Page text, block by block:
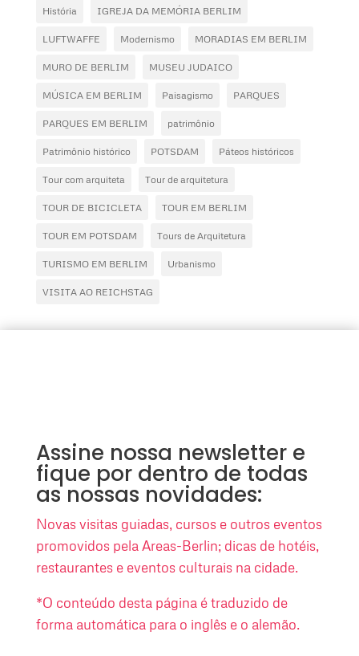
História IGREJA DA MEMÓRIA BERLIM
LUFTWAFFE Modernismo MORADIAS EM BERLIM
MURO DE BERLIM MUSEU JUDAICO
MÚSICA EM BERLIM Paisagismo PARQUES
PARQUES EM BERLIM patrimônio
Patrimônio histórico POTSDAM Páteos históricos
Tour com arquiteta Tour de arquitetura
TOUR DE BICICLETA TOUR EM BERLIM
TOUR EM POTSDAM Tours de Arquitetura
TURISMO EM BERLIM Urbanismo
VISITA AO REICHSTAG
Assine nossa newsletter e
fique por dentro de todas
as nossas novidades:
Novas visitas guiadas, cursos e outros eventos
promovidos pela Areas-Berlin; dicas de hotéis,
restaurantes e eventos culturais na cidade.
*O conteúdo desta página é traduzido de
forma automática para o inglês e o alemão.